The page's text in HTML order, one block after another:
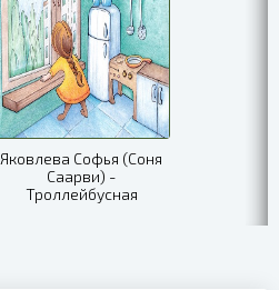
Яковлева Софья (Соня
Саарви) -
Троллейбусная